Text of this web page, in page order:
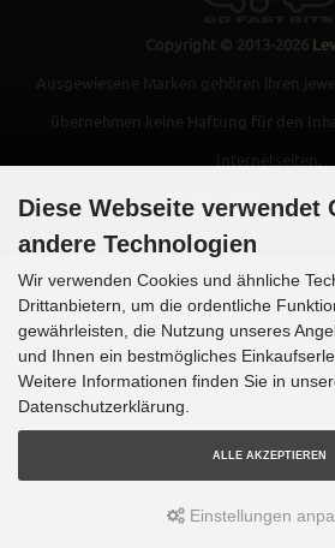
Ausgewiesene Marken gehören ihren
übernehmen keine Haftung für den
Internetseiten.
Diese Webseite verwendet
andere Technologien
Wir verwenden Cookies und ähnliche
Drittanbietern, um die ordentliche
gewährleisten, die Nutzung unseres
und Ihnen ein bestmögliches
Weitere Informationen finden Sie in
Datenschutzerklärung.
ALLE AKZEPTIEREN
Einstellungen